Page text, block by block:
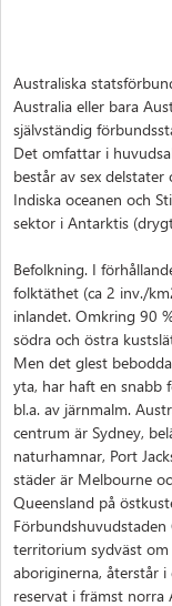
Australiska
Australia eller bara
självständig
Det omfattar i
består av sex
Indiska oceanen och
sektor i Antarktis
Befolkning. I
folktäthet (ca 2 inv./
inlandet. Omkring 90
södra och östra
Men det glest
yta, har haft en snabb
bl.a. av järnmalm.
centrum är Sydney,
naturhamnar, Port
städer är Melbourne
Queensland på
territorium sydväst om
aboriginerna, återstår
reservat i främst norra